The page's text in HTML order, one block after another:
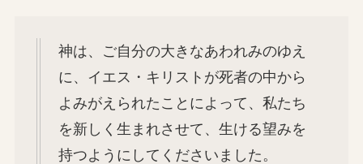
神は、ご自分の大きなあわれみのゆえ
に、イエス・キリストが死者の中から
よみがえられたことによって、私たち
を新しく生まれさせて、生ける望みを
持つようにしてくださいました。